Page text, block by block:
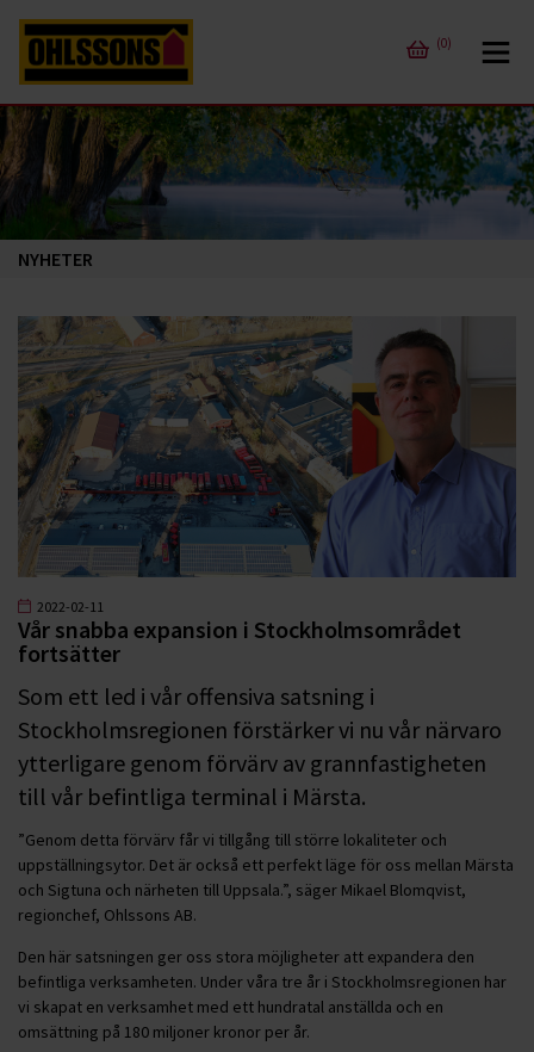
(0)
NYHETER
2022-02-11
Vår snabba expansion i Stockholmsområdet
fortsätter
Som ett led i vår offensiva satsning i
Stockholmsregionen förstärker vi nu vår närvaro
ytterligare genom förvärv av grannfastigheten
till vår befintliga terminal i Märsta.
”Genom detta förvärv får vi tillgång till större lokaliteter och
uppställningsytor. Det är också ett perfekt läge för oss mellan Märsta
och Sigtuna och närheten till Uppsala.”, säger Mikael Blomqvist,
regionchef, Ohlssons AB.
Den här satsningen ger oss stora möjligheter att expandera den
befintliga verksamheten. Under våra tre år i Stockholmsregionen har
vi skapat en verksamhet med ett hundratal anställda och en
omsättning på 180 miljoner kronor per år.